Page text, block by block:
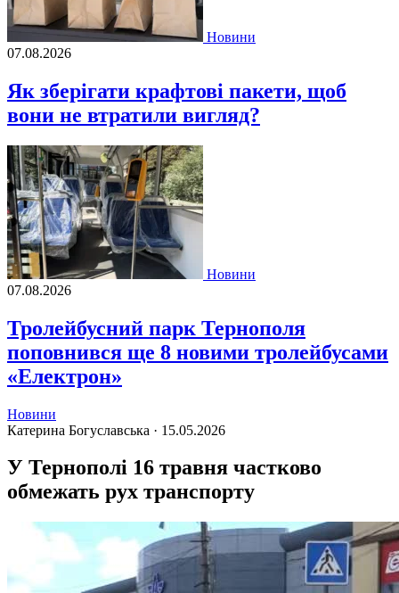
Новини
07.08.2026
Як зберігати крафтові пакети, щоб
вони не втратили вигляд?
Новини
07.08.2026
Тролейбусний парк Тернополя
поповнився ще 8 новими тролейбусами
«Електрон»
Новини
Катерина Богуславська · 15.05.2026
У Тернополі 16 травня частково
обмежать рух транспорту